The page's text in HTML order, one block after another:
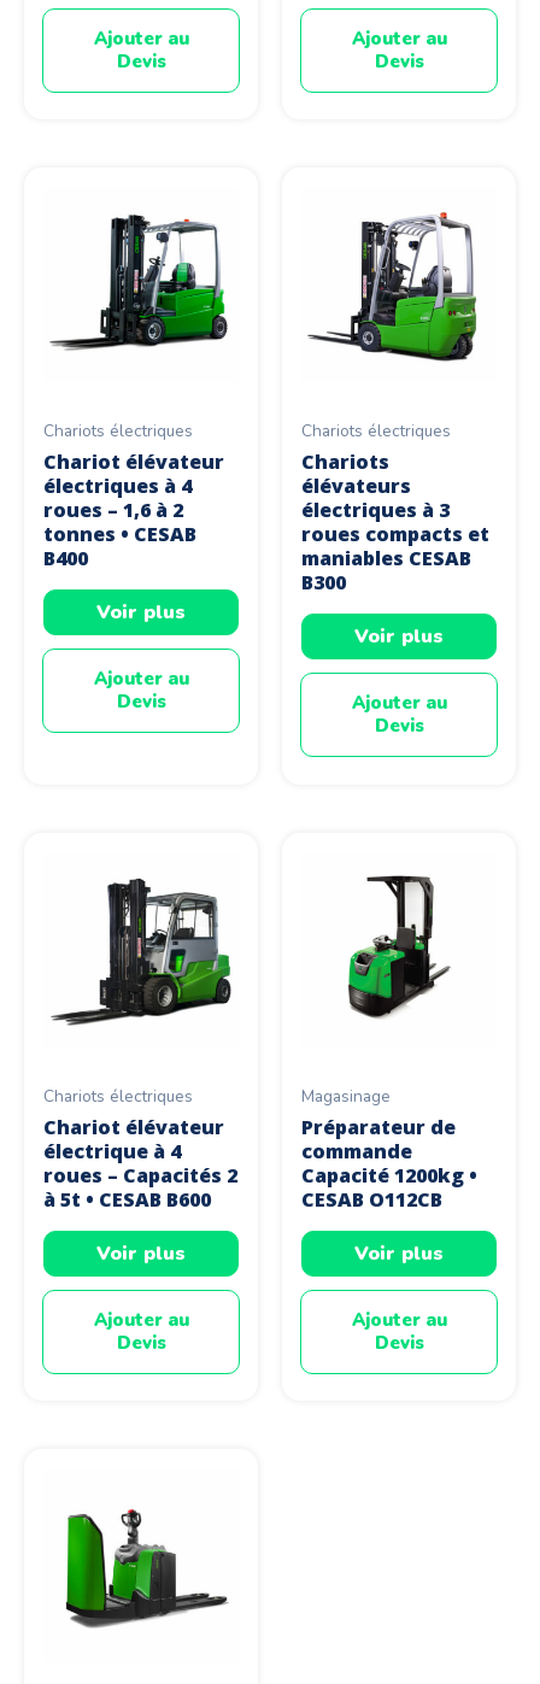
Ajouter au
Devis
Ajouter au
Devis
Chariots électriques
Chariot élévateur
électriques à 4
roues – 1,6 à 2
tonnes • CESAB
B400
Voir plus
Ajouter au
Devis
Chariots électriques
Chariots
élévateurs
électriques à 3
roues compacts et
maniables CESAB
B300
Voir plus
Ajouter au
Devis
Chariots électriques
Chariot élévateur
électrique à 4
roues – Capacités 2
à 5t • CESAB B600
Voir plus
Ajouter au
Devis
Magasinage
Préparateur de
commande
Capacité 1200kg •
CESAB O112CB
Voir plus
Ajouter au
Devis